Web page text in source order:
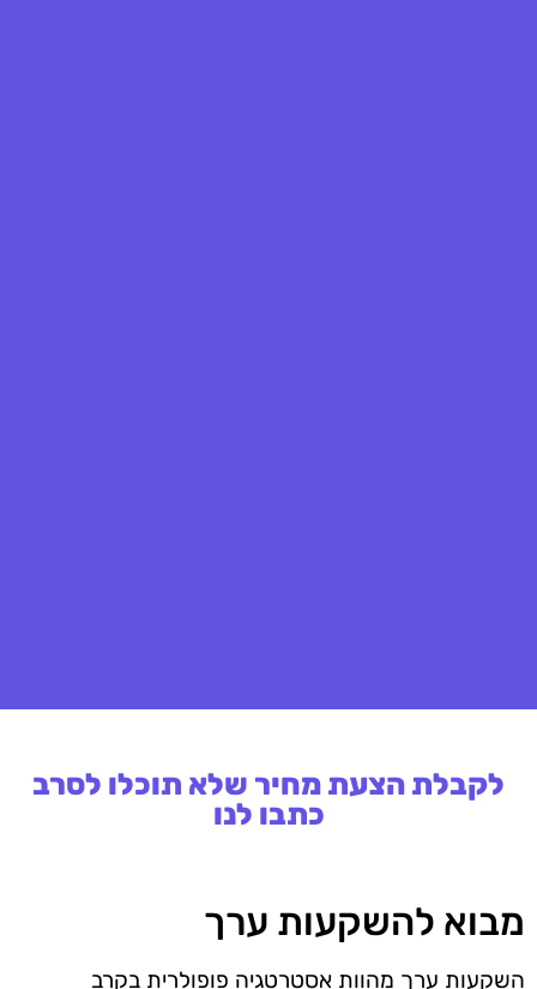
לקבלת הצעת מחיר שלא תוכלו לסרב
כתבו לנו
מבוא להשקעות ערך
השקעות ערך מהוות אסטרטגיה פופולרית בקרב